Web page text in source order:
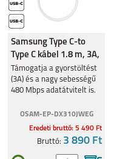
Samsung Type C-to
Type C kábel 1.8 m, 3A,
Fehér
Támogatja a gyorstöltést
(3A) és a nagy sebességű
480 Mbps adatátvitelt is.
OSAM-EP-DX310JWEG
Eredeti bruttó: 5 490 Ft
Bruttó: 3 890 Ft